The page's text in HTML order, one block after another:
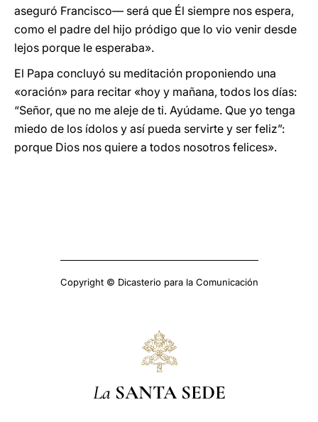
aseguró Francisco— será que Él siempre nos espera,
como el padre del hijo pródigo que lo vio venir desde
lejos porque le esperaba».
El Papa concluyó su meditación proponiendo una
«oración» para recitar «hoy y mañana, todos los días:
“Señor, que no me aleje de ti. Ayúdame. Que yo tenga
miedo de los ídolos y así pueda servirte y ser feliz”:
porque Dios nos quiere a todos nosotros felices».
Copyright © Dicasterio para la Comunicación
La SANTA SEDE